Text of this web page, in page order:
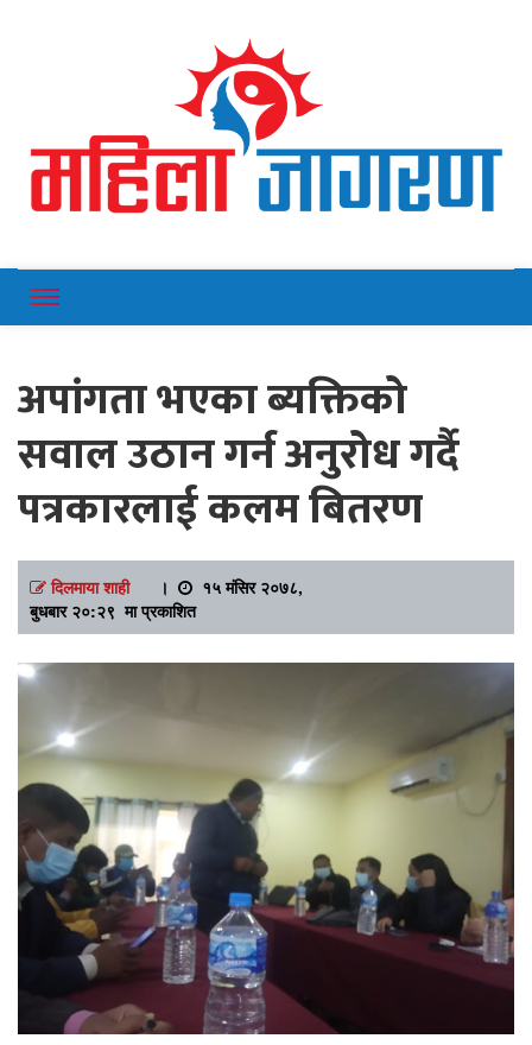
Mahilajagaran
अपांगता भएका ब्यक्तिको
सवाल उठान गर्न अनुरोध गर्दै
पत्रकारलाई कलम बितरण
दिलमाया शाही ।
१५ मंसिर २०७८,
बुधबार २०:२९ मा प्रकाशित